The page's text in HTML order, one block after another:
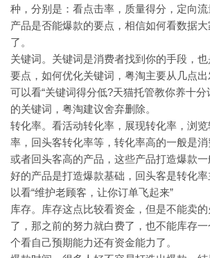
种，分别是：看点击率，质量得分，定向
产品是否能爆款的要点，相信如何看数据
了。
关键词。关键词是消费者找到你的手段，
要点，如何优化关键词，粤淘主要从几点
可以看“关键词得分低?天猫托管教你养十分
的关键词，粤淘建议舍弃删除。
转化率。看活动转化率，展现转化率，浏
率，回头客转化率等，转化率高的一般是消
或者回头客高的产品，这些产品打造爆款一
好的产品是打造爆款基础，回头客是转化
以看“维护老顾客，让你订单飞起来”
库存。库存这点比较看资金，但是不能卖
了，那之前的努力就白费了，也不能库存
个看自己预期能力还有资金能力了。